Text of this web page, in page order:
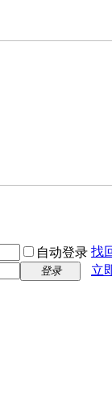
自动登录 找
登录
立